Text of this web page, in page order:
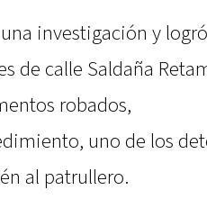
investigación y
de calle Saldaña
robados,
uno de los
al patrullero.